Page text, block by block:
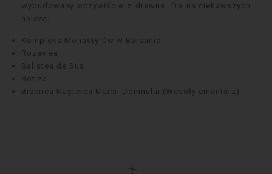
wybudowany oczywiście z drewna. Do najciekawszych
należą:
Kompleks Monastyrów w Barsanie
Rozavlea
Salistea de Sus
Botiza
Biserica Nașterea Maicii Domnului (Wesoły cmentarz)